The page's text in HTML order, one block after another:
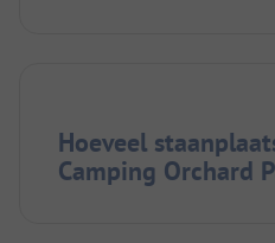
Hoeveel
Camping Orchard